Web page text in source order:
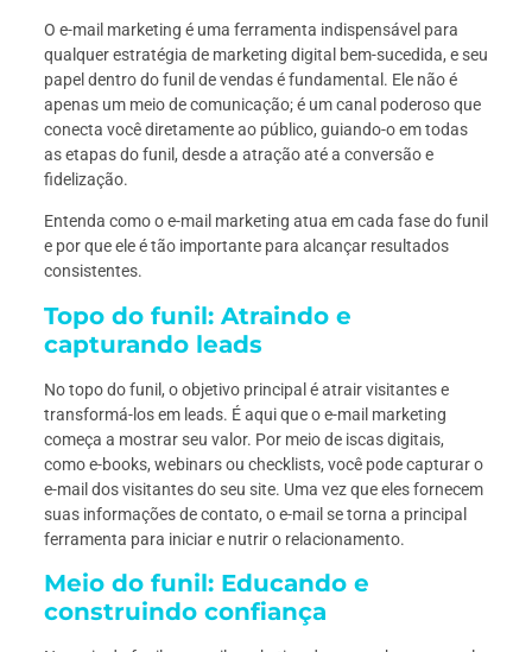
O e-mail marketing é uma ferramenta indispensável para
qualquer estratégia de marketing digital bem-sucedida, e seu
papel dentro do funil de vendas é fundamental. Ele não é
apenas um meio de comunicação; é um canal poderoso que
conecta você diretamente ao público, guiando-o em todas
as etapas do funil, desde a atração até a conversão e
fidelização.
Entenda como o e-mail marketing atua em cada fase do funil
e por que ele é tão importante para alcançar resultados
consistentes.
Topo do funil: Atraindo e
capturando leads
No topo do funil, o objetivo principal é atrair visitantes e
transformá-los em leads. É aqui que o e-mail marketing
começa a mostrar seu valor. Por meio de iscas digitais,
como e-books, webinars ou checklists, você pode capturar o
e-mail dos visitantes do seu site. Uma vez que eles fornecem
suas informações de contato, o e-mail se torna a principal
ferramenta para iniciar e nutrir o relacionamento.
Meio do funil: Educando e
construindo confiança